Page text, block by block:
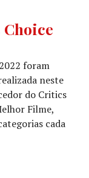
foram
neste
do Critics
Filme,
cada
Vencedores do